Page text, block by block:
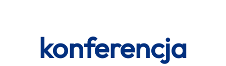
konferencja